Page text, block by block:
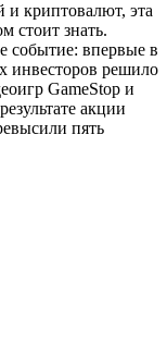
и криптовалют, эта
стоит знать.
событие: впервые в
инвесторов решило
GameStop и
акции
пять